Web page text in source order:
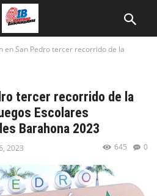
en San Pedro tercer recorrido de la
tercer recorrido de la
Escolares
Barahona 2023
2023 0
645